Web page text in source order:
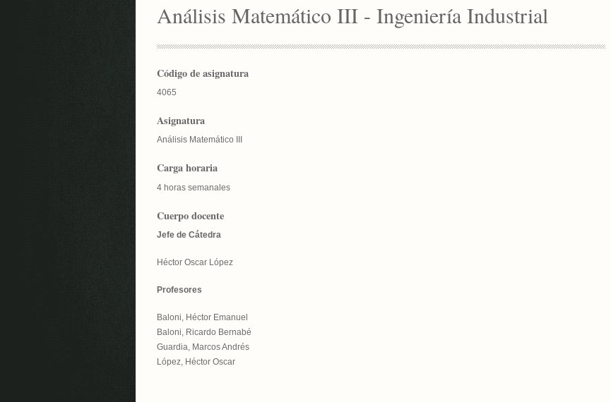
Análisis Matemático III - Ingeniería Industrial
Código de asignatura
4065
Asignatura
Análisis Matemático III
Carga horaria
4 horas semanales
Cuerpo docente
Jefe de Cátedra
Héctor Oscar López
Profesores
Baloni, Héctor Emanuel
Baloni, Ricardo Bernabé
Guardia, Marcos Andrés
López, Héctor Oscar